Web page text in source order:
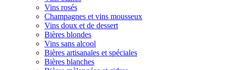
Vins rosés
Champagnes et vins mousseux
Vins doux et de dessert
Bières blondes
Vins sans alcool
Bières artisanales et spéciales
Bières blanches